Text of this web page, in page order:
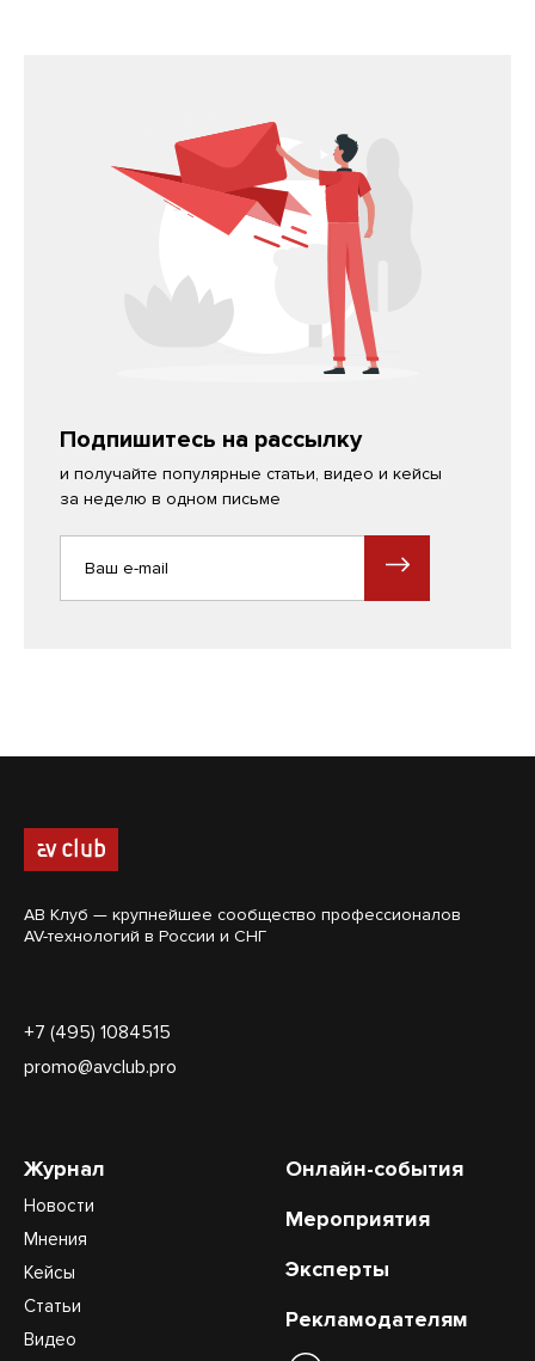
Подпишитесь на рассылку
и получайте популярные статьи, видео и кейсы
за неделю в одном письме
АВ Клуб — крупнейшее сообщество профессионалов
AV-технологий в России и СНГ
+7 (495) 1084515
promo@avclub.pro
Журнал
Новости
Мнения
Кейсы
Статьи
Видео
Онлайн-события
Мероприятия
Эксперты
Рекламодателям